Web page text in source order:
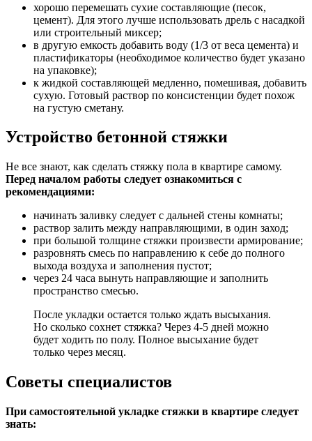
хорошо перемешать сухие составляющие (песок,
цемент). Для этого лучше использовать дрель с насадкой
или строительный миксер;
в другую емкость добавить воду (1/3 от веса цемента) и
пластификаторы (необходимое количество будет указано
на упаковке);
к жидкой составляющей медленно, помешивая, добавить
сухую. Готовый раствор по консистенции будет похож
на густую сметану.
Устройство бетонной стяжки
Не все знают, как сделать стяжку пола в квартире самому.
Перед началом работы следует ознакомиться с
рекомендациями:
начинать заливку следует с дальней стены комнаты;
раствор залить между направляющими, в один заход;
при большой толщине стяжки произвести армирование;
разровнять смесь по направлению к себе до полного
выхода воздуха и заполнения пустот;
через 24 часа вынуть направляющие и заполнить
пространство смесью.
После укладки остается только ждать высыхания.
Но сколько сохнет стяжка? Через 4-5 дней можно
будет ходить по полу. Полное высыхание будет
только через месяц.
Советы специалистов
При самостоятельной укладке стяжки в квартире следует
знать: